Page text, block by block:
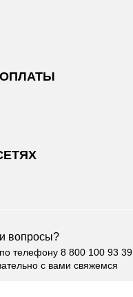
вопросы?
телефону 8 800 100 93 39
с вами свяжемся